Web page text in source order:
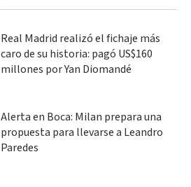
Real Madrid realizó el fichaje más
caro de su historia: pagó US$160
millones por Yan Diomandé
Alerta en Boca: Milan prepara una
propuesta para llevarse a Leandro
Paredes